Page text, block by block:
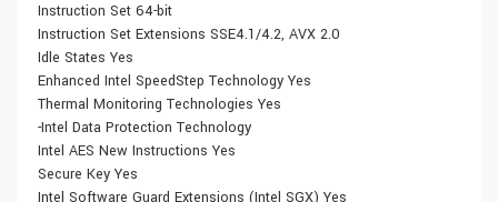
Instruction Set 64-bit
Instruction Set Extensions SSE4.1/4.2, AVX 2.0
Idle States Yes
Enhanced Intel SpeedStep Technology Yes
Thermal Monitoring Technologies Yes
-Intel Data Protection Technology
Intel AES New Instructions Yes
Secure Key Yes